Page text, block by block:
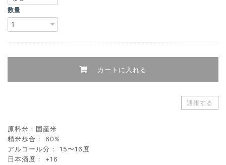
数量
カートに入れる
通報する
原料米：国産米
精米歩合： 60%
アルコール分： 15〜16度
日本酒度： +16